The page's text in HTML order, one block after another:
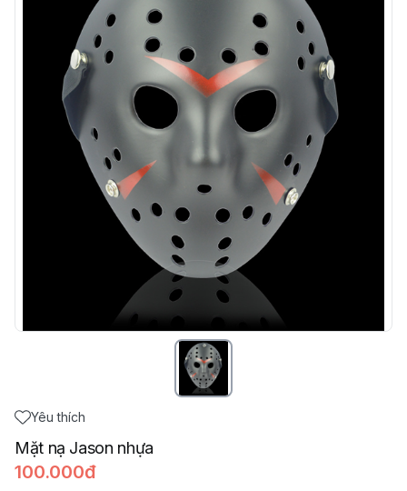
Yêu thích
Mặt nạ Jason nhựa
100.000đ